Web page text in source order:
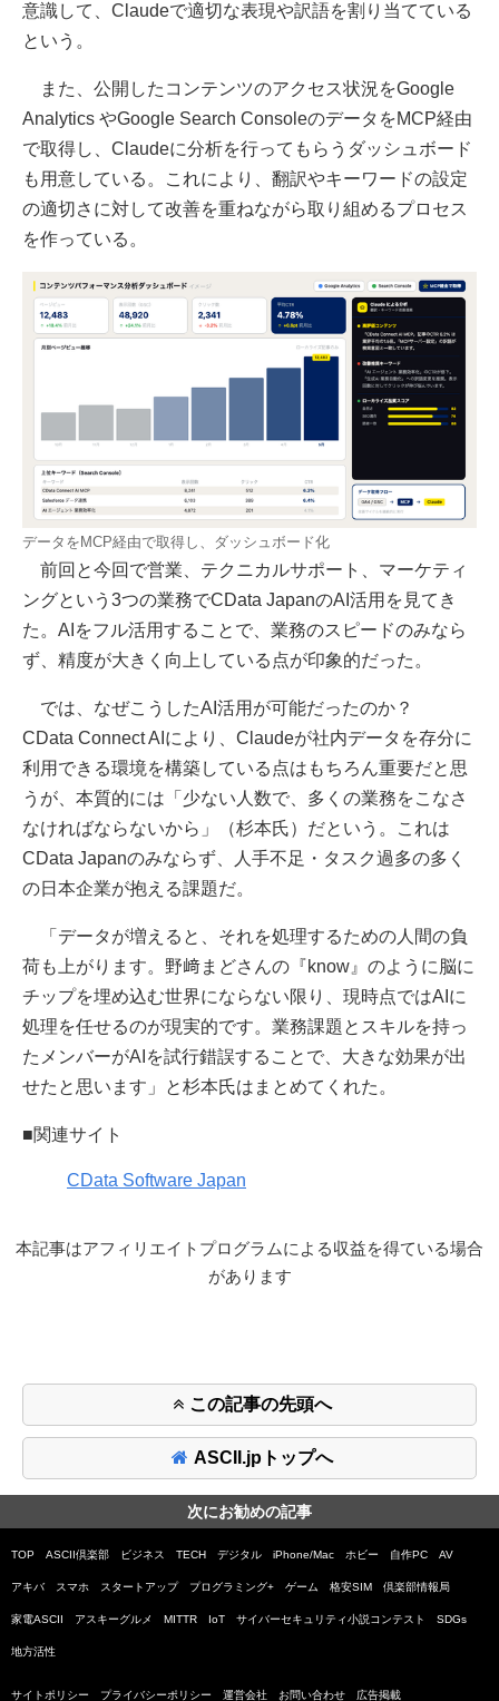
意識して、Claudeで適切な表現や訳語を割り当てている
という。
また、公開したコンテンツのアクセス状況をGoogle
Analytics やGoogle Search ConsoleのデータをMCP経由
で取得し、Claudeに分析を行ってもらうダッシュボード
も用意している。これにより、翻訳やキーワードの設定
の適切さに対して改善を重ねながら取り組めるプロセス
を作っている。
データをMCP経由で取得し、ダッシュボード化
前回と今回で営業、テクニカルサポート、マーケティ
ングという3つの業務でCData JapanのAI活用を見てき
た。AIをフル活用することで、業務のスピードのみなら
ず、精度が大きく向上している点が印象的だった。
では、なぜこうしたAI活用が可能だったのか？
CData Connect AIにより、Claudeが社内データを存分に
利用できる環境を構築している点はもちろん重要だと思
うが、本質的には「少ない人数で、多くの業務をこなさ
なければならないから」（杉本氏）だという。これは
CData Japanのみならず、人手不足・タスク過多の多く
の日本企業が抱える課題だ。
「データが増えると、それを処理するための人間の負
荷も上がります。野﨑まどさんの『know』のように脳に
チップを埋め込む世界にならない限り、現時点ではAIに
処理を任せるのが現実的です。業務課題とスキルを持っ
たメンバーがAIを試行錯誤することで、大きな効果が出
せたと思います」と杉本氏はまとめてくれた。
■関連サイト
CData Software Japan
本記事はアフィリエイトプログラムによる収益を得ている場合
があります
この記事の先頭へ
ASCII.jpトップへ
次にお勧めの記事
TOP ASCII倶楽部 ビジネス TECH デジタル iPhone/Mac ホビー 自作PC AV
アキバ スマホ スタートアップ プログラミング+ ゲーム 格安SIM 倶楽部情報局
家電ASCII アスキーグルメ MITTR IoT サイバーセキュリティ小説コンテスト SDGs
地方活性
サイトポリシー プライバシーポリシー 運営会社 お問い合わせ 広告掲載